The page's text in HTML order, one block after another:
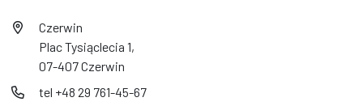
Czerwin
Plac Tysiąclecia 1,
07-407 Czerwin
tel +48 29 761-45-67